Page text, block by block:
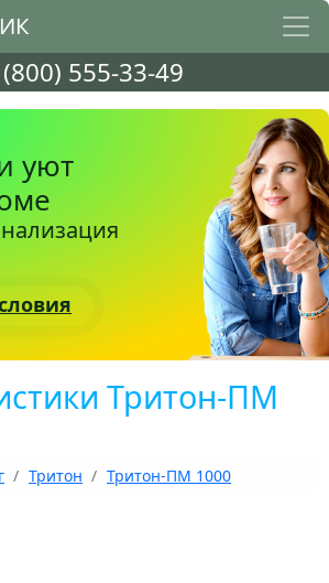
555-33-49
Тритон-ПМ
Тритон Тритон-ПМ 1000
уют